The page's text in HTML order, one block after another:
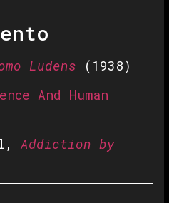
Ludens (1938)
And Human
Addiction by